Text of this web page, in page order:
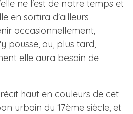
ne l'est de notre temps et
en sortira d'ailleurs
occasionnellement,
pousse, ou, plus tard,
elle aura besoin de
haut en couleurs de cet
urbain du 17ème siècle, et